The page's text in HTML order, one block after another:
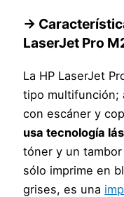
→
LaserJet Pro
La HP LaserJet
tipo multifunción;
con escáner y
usa tecnología
tóner y un
sólo imprime en
grises, es una